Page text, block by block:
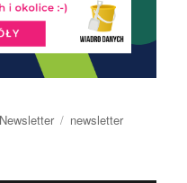
Kategorie
Newsletter Tagi
newsletter